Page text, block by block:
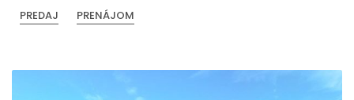
PREDAJ PRENÁJOM